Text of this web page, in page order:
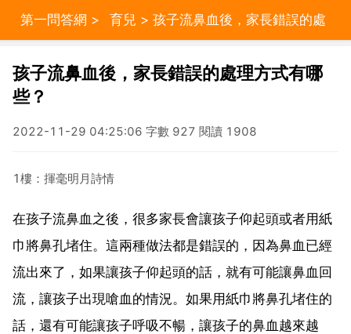
第一問答網 > 育兒 > 孩子流鼻血後，家長錯誤的處
理方式有哪些？
孩子流鼻血後，家長錯誤的處理方式有哪
些？
2022-11-29 04:25:06 字數 927 閱讀 1908
1樓：揮毫明月詩情
在孩子流鼻血之後，很多家長會讓孩子仰起頭或者用紙
巾將鼻孔堵住。這兩種做法都是錯誤的，因為鼻血已經
流出來了，如果讓孩子仰起頭的話，就有可能讓鼻血回
流，讓孩子出現嗆血的情況。如果用紙巾將鼻孔堵住的
話，還有可能讓孩子呼吸不暢，讓孩子的鼻血越來越